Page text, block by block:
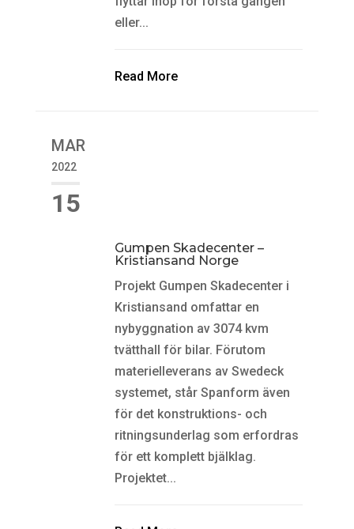
eller...
Read More
MAR
2022
15
Gumpen Skadecenter –
Kristiansand Norge
Projekt Gumpen Skadecenter i
Kristiansand omfattar en
nybyggnation av 3074 kvm
tvätthall för bilar. Förutom
materielleverans av Swedeck
systemet, står Spanform även
för det konstruktions- och
ritningsunderlag som erfordras
för ett komplett bjälklag.
Projektet...